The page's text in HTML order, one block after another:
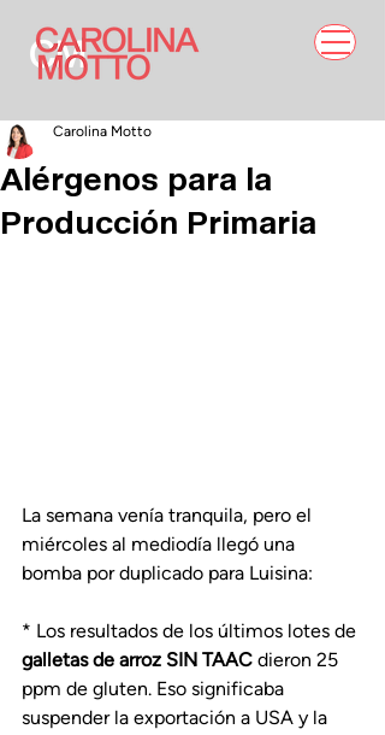
Alérgenos para la
Producción Primaria
Carolina Motto
La semana venía tranquila, pero el
miércoles al mediodía llegó una
bomba por duplicado para Luisina:
* Los resultados de los últimos lotes de
galletas de arroz SIN TAAC dieron 25
ppm de gluten. Eso significaba
suspender la exportación a USA y la